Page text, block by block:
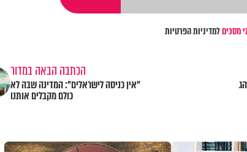
מסכיםלמדיניות הפרטיות
הכתבה הבאה במדור
"אין כניסה לישראלים": המדינה שבה לא
כולם מקבלים אותנו